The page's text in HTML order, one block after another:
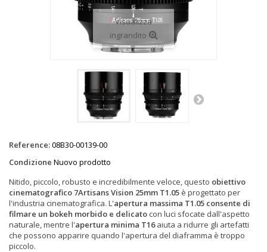
Visualizza
ingrandito
Reference:08B30-00139-00
Condizione Nuovo prodotto
Nitido, piccolo, robusto e incredibilmente veloce, questo obiettivo
cinematografico 7Artisans Vision 25mm T1.05 è progettato per
l'industria cinematografica. L'apertura massima T1.05 consente di
filmare un bokeh morbido e delicato con luci sfocate dall'aspetto
naturale, mentre l'apertura minima T16aiuta a ridurre gli artefatti
che possono apparire quando l'apertura del diaframma è troppo
piccolo.